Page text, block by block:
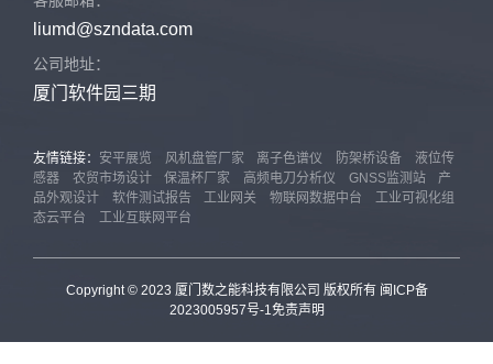
liumd@szndata.com
公司地址：
厦门软件园三期
友情链接： 安平展览 风机盘管厂家 离子色谱仪 防架桥设备
液位传
感器
农贸市场设计 保温杯厂家 高频电刀分析仪 GNSS监测站
产
品外观设计
软件测试报告 工业网关 物联网数据中台
工业可视化组
态云平台
工业互联网平台
Copyright © 2023 厦门数之能科技有限公司 版权所有 闽ICP备
2023005957号-1 免责声明